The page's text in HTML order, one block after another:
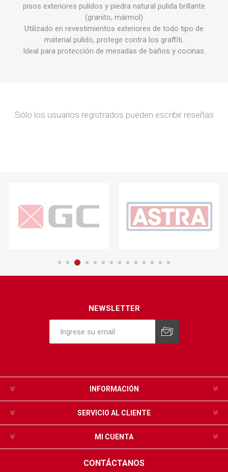
pisos exteriores pulidos y piedra natural pulida brillante
(granito, mármol)
Utilizado en revestimientos exteriores de todo tipo de
material pulido, protege contra los graffiti.
Ideal para protección de mesadas de baños y cocinas.
Sólo los usuarios registrados pueden escribir reseñas
NEWSLETTER
INFORMACIÓN
SERVICIO AL CLIENTE
MI CUENTA
CONTÁCTANOS